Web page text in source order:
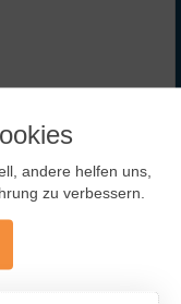
andere helfen uns,
zu verbessern.